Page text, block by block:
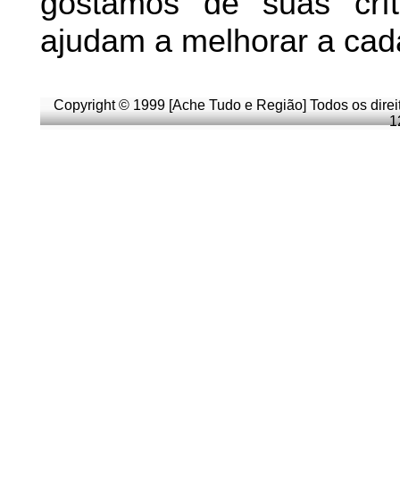
ajudam a melhorar a
Copyright © 1999 [Ache Tudo e Região] Todos os